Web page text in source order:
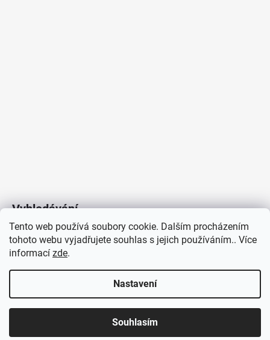
Tento web používá soubory cookie. Dalším procházením
tohoto webu vyjadřujete souhlas s jejich používáním.. Více
informací zde.
Nastavení
Souhlasím
Vyhledávání
HLEDAT
/
J&K
Vytvořil Shoptet
Copyright 2026
Elektroradce.cz. Všechna